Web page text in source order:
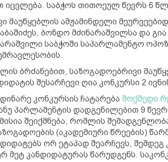
იცვლება. საბჭოს თითოეულ წევრს 6
მაუწყებლის ამჟამინდელი
აბაშიძეს, ბონდო მძინარაშვილსა და
საბჭოში საპარლამენტო
ბრძანებით, საზოგადოებრივი
შესარჩევი ღია კონკურსი 2
კონკურსის ჩატარება მოქმედი
პარლამენტის დადგენილებით 9
შეიქმნება, რომლის
(აკადემიური წრეების)
ორ ეტაპად შეარჩევს, შემდეგ
მეტ კანდიდატურას წარუდგენს.